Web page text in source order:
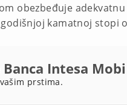
obezbeđuje
kamatnoj stopi
Intesa
prstima.